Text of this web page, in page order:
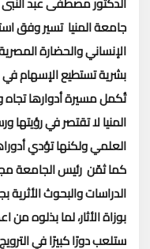
جامعة المنيا تسير وفق
الإنساني والحضارة
بشرية تستطيع الإسهام
تُكمل مسيرة أدوارها
المنيا لا تقتصر في رؤيتها
العلمي ولكنها تؤدي
كما ثمّن رئيس الجامعة
الدراسات والبحوث الأثرية
بوزاة الأثار، لما بذلوه
ستلعب دورًا كبيرًا في